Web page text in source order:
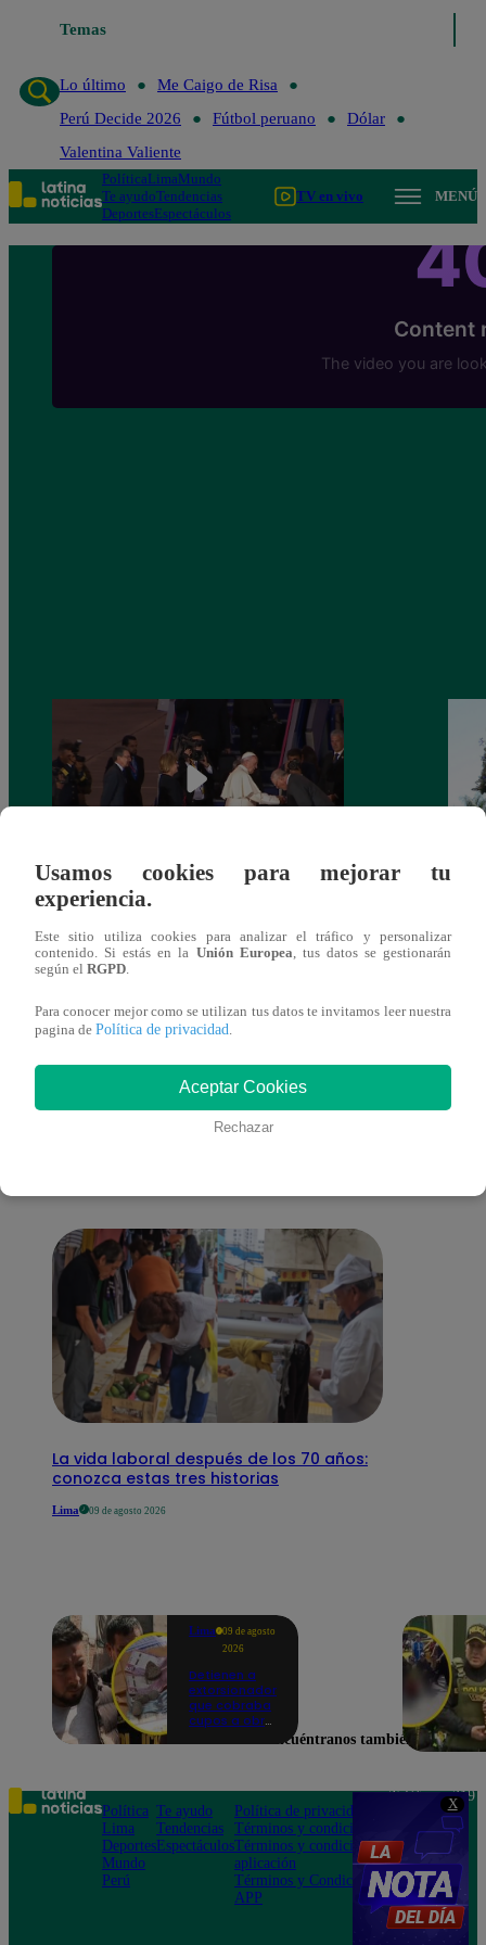
X
Temas
Lo último
Me Caigo de Risa
Perú Decide 2026
Fútbol peruano
Dólar
Valentina Valiente
PolíticaLimaMundo
Te ayudoTendencias
DeportesEspectáculos
TV en vivo MENÚ
Papa Francisco: ¿por qué evitó que PPK
le besara la mano?
También te puede
La vida laboral después de los 70 años:
conozca estas tres historias
Lima 09 de agosto 2026
Lima
09 de agosto
2026
Detienen a
extorsionador
que cobraba
cupos a obra
Usamos cookies para mejorar tu
experiencia.
Este sitio utiliza cookies para analizar el tráfico y personalizar
contenido. Si estás en la Unión Europea, tus datos se gestionarán
según el RGPD.
Para conocer mejor como se utilizan tus datos te invitamos leer nuestra
pagina de Política de privacidad.
Aceptar Cookies
Rechazar
Encuéntranos también en
Política
Lima
Deportes
Mundo
Perú
Te ayudo
Tendencias
Espectáculos
Política de privacidad
Términos y condiciones
Términos y condiciones
aplicación
Términos y Condiciones
APP
Teléfono: 219
Av. San
Felipe 968
Jesús María